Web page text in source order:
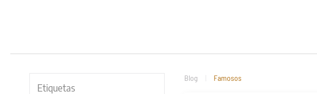
Etiquetas
Blog Famosos